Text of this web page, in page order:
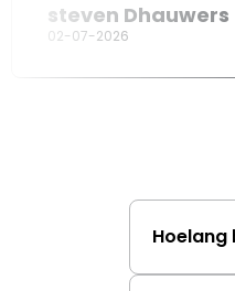
steven Dhauwers
02-07-2026